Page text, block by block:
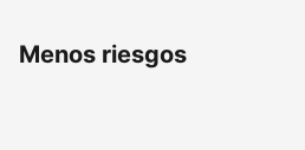
Menos riesgos